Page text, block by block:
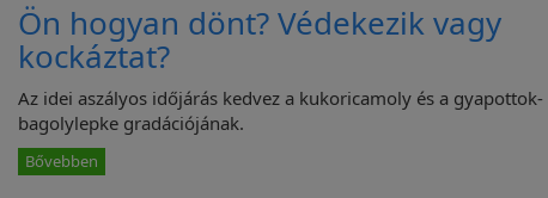
Ön hogyan dönt? Védekezik vagy
kockáztat?
Az idei aszályos időjárás kedvez a kukoricamoly és a gyapottok-
bagolylepke gradációjának.
Bővebben